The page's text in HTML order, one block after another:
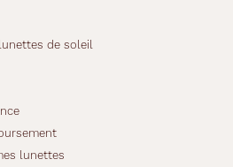
de soleil
lunettes